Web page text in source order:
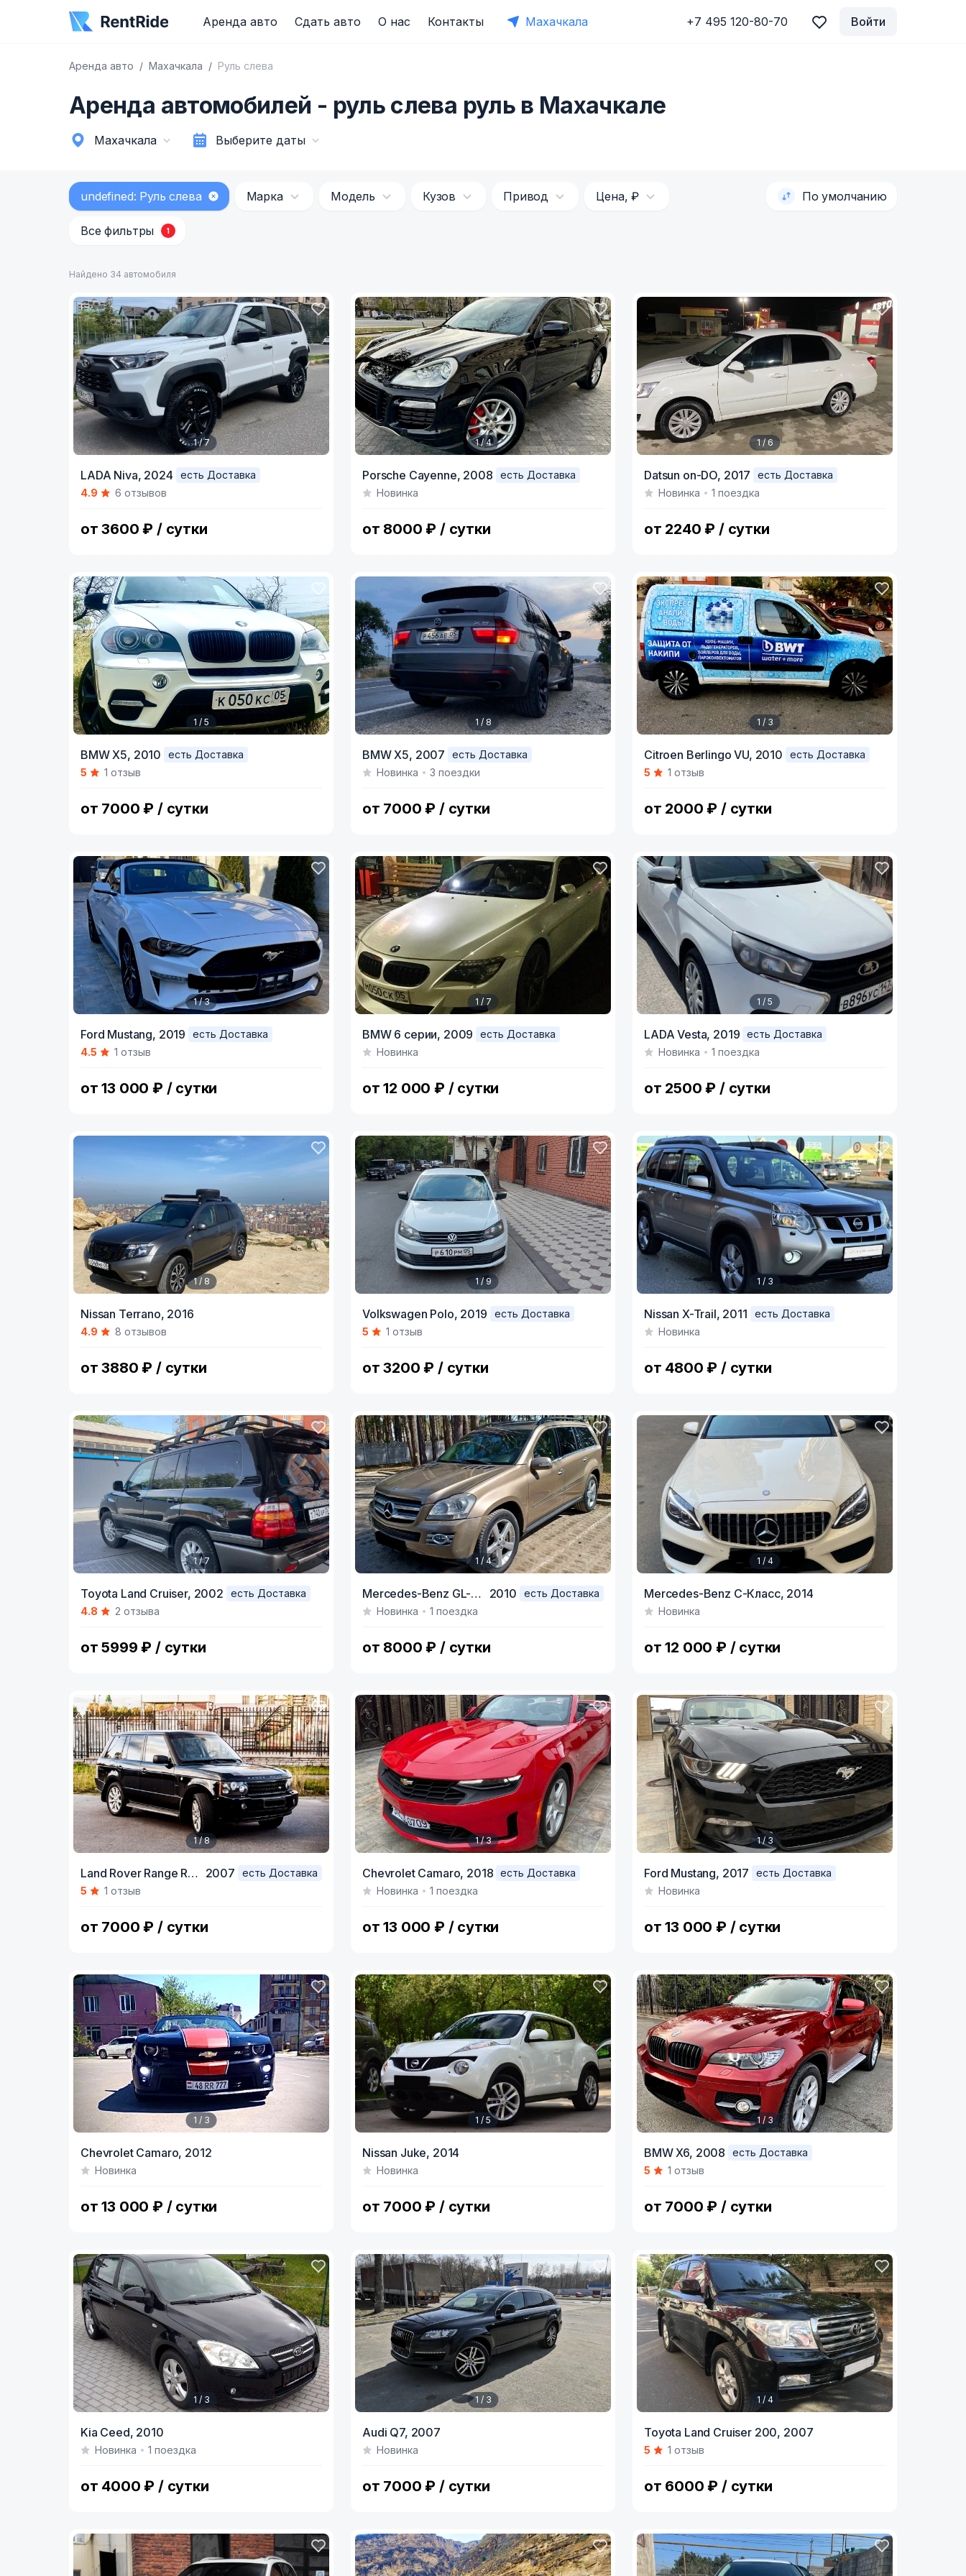
Аренда авто Сдать авто О нас Контакты Махачкала +7 495 120-80-70 Войти
Аренда авто Махачкала Руль слева
Аренда автомобилей - руль слева руль в Махачкале
Махачкала Выберите даты
undefined: Руль слева Марка Модель Кузов Привод Цена, ₽
Все фильтры 1
По умолчанию
Найдено 34 автомобиля
of
1 / 7
LADA Niva, 2024
есть Доставка
4.9
6 отзывов
от 3600 ₽ / сутки
of
1 / 4
Porsche Cayenne, 2008
есть Доставка
Новинка
от 8000 ₽ / сутки
of
1 / 6
Datsun on-DO, 2017
есть Доставка
Новинка
1 поездка
от 2240 ₽ / сутки
of
1 / 5
BMW X5, 2010
есть Доставка
5
1 отзыв
от 7000 ₽ / сутки
of
1 / 8
BMW X5, 2007
есть Доставка
Новинка
3 поездки
от 7000 ₽ / сутки
of
1 / 3
Citroen Berlingo VU, 2010
есть Доставка
5
1 отзыв
от 2000 ₽ / сутки
of
1 / 3
Ford Mustang, 2019
есть Доставка
4.5
1 отзыв
от 13 000 ₽ / сутки
of
1 / 7
BMW 6 серии, 2009
есть Доставка
Новинка
от 12 000 ₽ / сутки
of
1 / 5
LADA Vesta, 2019
есть Доставка
Новинка
1 поездка
от 2500 ₽ / сутки
of
1 / 8
Nissan Terrano, 2016
4.9 8 отзывов
от 3880 ₽ / сутки
of
1 / 9
Volkswagen Polo, 2019
есть Доставка
5
1 отзыв
от 3200 ₽ / сутки
of
1 / 3
Nissan X-Trail, 2011
есть Доставка
Новинка
от 4800 ₽ / сутки
of
1 / 7
Toyota Land Cruiser, 2002
есть Доставка
4.8
2 отзыва
от 5999 ₽ / сутки
of
1 / 4
Mercedes-Benz GL-Класс, 2010
есть Доставка
Новинка
1 поездка
от 8000 ₽ / сутки
of
1 / 4
Mercedes-Benz C-Класс, 2014
Новинка
от 12 000 ₽ / сутки
of
1 / 8
Land Rover Range Rover, 2007
есть Доставка
5
1 отзыв
от 7000 ₽ / сутки
of
1 / 3
Chevrolet Camaro, 2018
есть Доставка
Новинка
1 поездка
от 13 000 ₽ / сутки
of
1 / 3
Ford Mustang, 2017
есть Доставка
Новинка
от 13 000 ₽ / сутки
of
1 / 3
Chevrolet Camaro, 2012
Новинка
от 13 000 ₽ / сутки
of
1 / 5
Nissan Juke, 2014
Новинка
от 7000 ₽ / сутки
of
1 / 3
BMW X6, 2008
есть Доставка
5
1 отзыв
от 7000 ₽ / сутки
of
1 / 3
Kia Ceed, 2010
Новинка 1 поездка
от 4000 ₽ / сутки
of
1 / 3
Audi Q7, 2007
Новинка
от 7000 ₽ / сутки
of
1 / 4
Toyota Land Cruiser 200, 2007
5 1 отзыв
от 6000 ₽ / сутки